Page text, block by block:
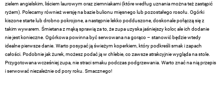
zielem angielskim, liściem laurowym oraz ziemniakami (które według uznania można też zastąpić
ryżem). Polecamy również wersję na bazie bulionu mięsnego lub pozostałego rosołu. Ogórki
kiszone starte lub drobno pokrojone, a następnie lekko podduszone, doskonale połączą się z
takim wywarem. Śmietana z mąką sprawią za to, że zupa uzyska jaśniejszy kolor, ale ich dodanie
nie jest konieczne. Ogórkowa powinna być serwowana na gorąco – stanowić będzie wtedy
idealne pierwsze danie. Warto posypać ją świeżym koperkiem, który podkreśli smak i zapach
całości. Podobnie jak żurek, możesz podać ją w chlebie, co zawsze atrakcyjnie wygląda na stole.
Przygotowana wcześniej zupa, nie straci smaku podczas podgrzewania. Warto znać na nią przepis
i serwować niezależnie od pory roku. Smacznego!